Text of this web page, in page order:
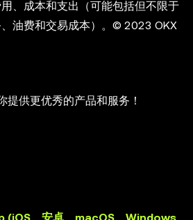
、成本和支出（可能包括但不限于
油费和交易成本）。© 2023 OKX
提供更优秀的产品和服务！